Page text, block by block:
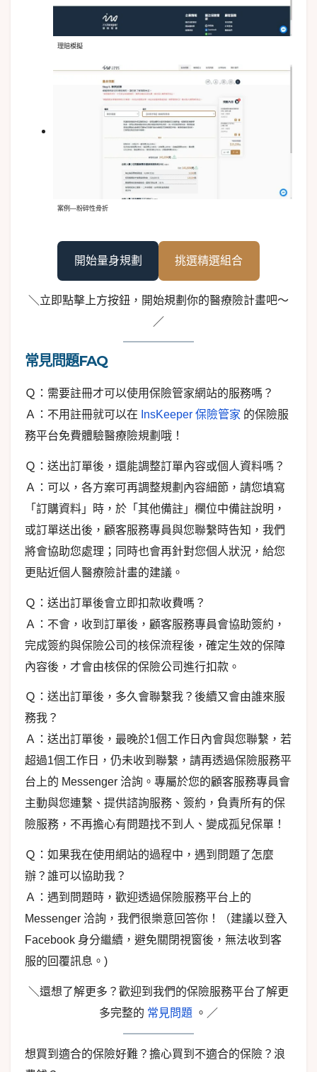
理賠模擬
案例—粉碎性骨折
開始量身規劃 挑選精選組合
＼立即點擊上方按鈕，開始規劃你的醫療險計畫吧～
／
常見問題FAQ
Ｑ：需要註冊才可以使用保險管家網站的服務嗎？
Ａ：不用註冊就可以在 InsKeeper 保險管家 的保險服
務平台免費體驗醫療險規劃哦！
Ｑ：送出訂單後，還能調整訂單內容或個人資料嗎？
Ａ：可以，各方案可再調整規劃內容細節，請您填寫
「訂購資料」時，於「其他備註」欄位中備註說明，
或訂單送出後，顧客服務專員與您聯繫時告知，我們
將會協助您處理；同時也會再針對您個人狀況，給您
更貼近個人醫療險計畫的建議。
Ｑ：送出訂單後會立即扣款收費嗎？
Ａ：不會，收到訂單後，顧客服務專員會協助簽約，
完成簽約與保險公司的核保流程後，確定生效的保障
內容後，才會由核保的保險公司進行扣款。
Ｑ：送出訂單後，多久會聯繫我？後續又會由誰來服
務我？
Ａ：送出訂單後，最晚於1個工作日內會與您聯繫，若
超過1個工作日，仍未收到聯繫，請再透過保險服務平
台上的 Messenger 洽詢。專屬於您的顧客服務專員會
主動與您連繫、提供諮詢服務、簽約，負責所有的保
險服務，不再擔心有問題找不到人、變成孤兒保單！
Ｑ：如果我在使用網站的過程中，遇到問題了怎麼
辦？誰可以協助我？
Ａ：遇到問題時，歡迎透過保險服務平台上的
Messenger 洽詢，我們很樂意回答你！（建議以登入
Facebook 身分繼續，避免關閉視窗後，無法收到客
服的回覆訊息。)
＼還想了解更多？歡迎到我們的保險服務平台了解更
多完整的 常見問題 。／
想買到適合的保險好難？擔心買到不適合的保險？浪